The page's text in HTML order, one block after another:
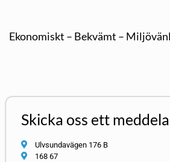
Ekonomiskt – Bekvämt –
Skicka oss ett
Ulvsundavägen 176 B
168 67